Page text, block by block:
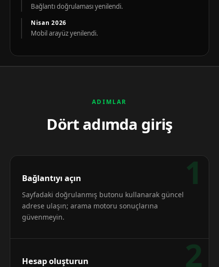
Bağlantı doğrulaması yenilendi.
Nisan 2026
Mobil arayüz yenilendi.
ADIMLAR
Dört adımda giriş
1
Bağlantıyı açın
Sayfadaki doğrulanmış butonu kullanarak güncel
adrese ulaşın; arama motoru sonuçlarına
güvenmeyin.
2
Hesap oluşturun